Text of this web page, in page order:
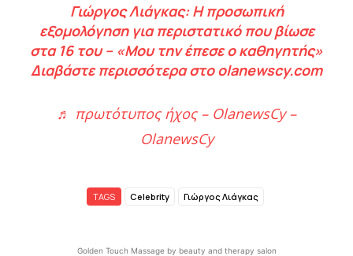
Γιώργος Λιάγκας: Η προσωπική
εξομολόγηση για περιστατικό που βίωσε
στα 16 του – «Μου την έπεσε ο καθηγητής»
Διαβάστε περισσότερα στο olanewscy.com
♬ πρωτότυπος ήχος – OlanewsCy –
OlanewsCy
TAGS Celebrity Γιώργος Λιάγκας
Golden Touch Massage by beauty and therapy salon